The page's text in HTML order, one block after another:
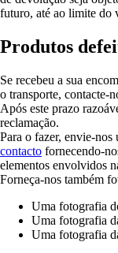
futuro, até ao limite do
Produtos
Se recebeu a sua
o transporte, contacte-
Após este prazo
reclamação.
Para o fazer, envie-nos
contacto fornecendo-
elementos envolvidos
Forneça-nos também
Uma fotografia
Uma fotografia
Uma fotografia